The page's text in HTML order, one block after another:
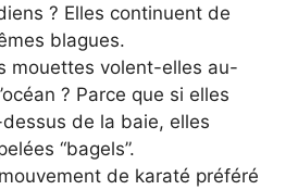
? Elles continuent de
blagues.
mouettes volent-elles au-
? Parce que si elles
de la baie, elles
“bagels”.
de karaté préféré